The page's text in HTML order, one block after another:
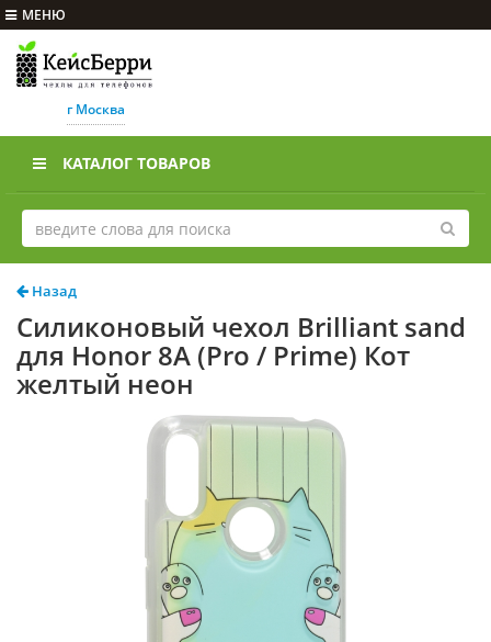
МЕНЮ
г Москва
КАТАЛОГ ТОВАРОВ
Назад
Силиконовый чехол Brilliant sand
для Honor 8A (Pro / Prime) Кот
желтый неон